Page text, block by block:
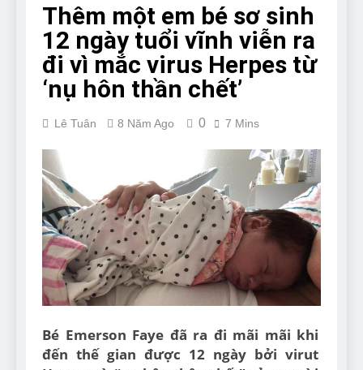
7 Năm Ago
The Ultimate Guide to What
Bulldogs Can (and can’t) Eat
7 Năm Ago
Bulldog Anal Gland Problem
and How to Treat It
7 Năm Ago
Distances?
Can Bulldogs Play Fetch?
And How to Train Them!
7 Năm Ago
How Often Do I Need to
Groom My Bulldog
7 Năm Ago
Thêm một em bé sơ sinh
12 ngày tuổi vĩnh viễn ra
đi vì mắc virus Herpes từ
‘nụ hôn thần chết’
Lê Tuân 8 Năm Ago 0 7 Mins
Bé Emerson Faye đã ra đi mãi mãi khi
đến thế gian được 12 ngày bởi virut